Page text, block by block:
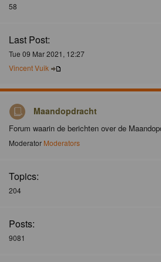
58
Last Post:
Tue 09 Mar 2021, 12:27
Vincent Vuik
Maandopdracht
Forum waarin de berichten over de
Moderator Moderators
Topics:
204
Posts:
9081